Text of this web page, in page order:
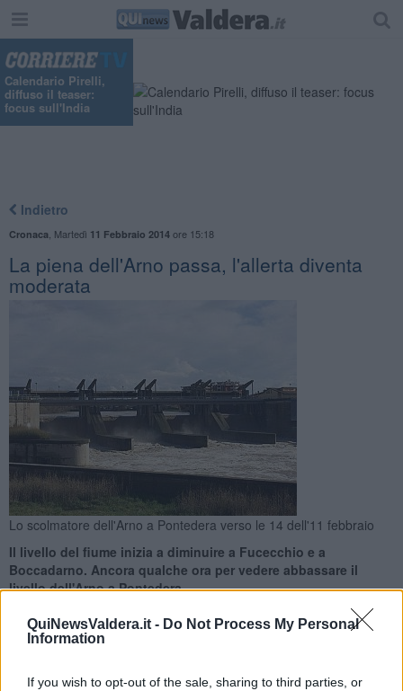
QuiNewsValdera.it - Do Not Process My Personal
Information
If you wish to opt-out of the sale, sharing to third parties, or
Calendario Pirelli,
diffuso il teaser:
focus sull'India
Indietro
Cronaca Martedì 11 Febbraio 2014ore 15:18
La piena dell'Arno passa, l'allerta diventa
moderata
Lo scolmatore dell'Arno a Pontedera verso le 14 dell'11 febbraio
Il livello del fiume inizia a diminuire a Fucecchio e a
Boccadarno. Ancora qualche ora per vedere abbassare il
livello dell'Arno a Pontedera